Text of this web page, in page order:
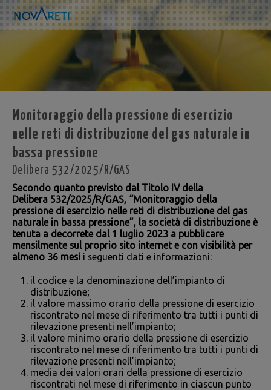
Monitoraggio della pressione di esercizio
nelle reti di distribuzione del gas naturale in
bassa pressione
Delibera 532/2025/R/GAS
Secondo quanto previsto dal Titolo IV della
Delibera 532/2025/R/GAS, “Monitoraggio della
pressione di esercizio nelle reti di distribuzione del gas
naturale in bassa pressione”, la società di distribuzione è
tenuta a decorrete dal 1 luglio 2023 a pubblicare
mensilmente sul proprio sito internet e con visibilità per
almeno 36 mesi i seguenti dati e informazioni:
il codice e la denominazione dell’impianto di
distribuzione;
il valore massimo orario della pressione di esercizio
riscontrato nel mese di riferimento tra tutti i punti di
rilevazione presenti nell’impianto;
il valore minimo orario della pressione di esercizio
riscontrato nel mese di riferimento tra tutti i punti di
rilevazione presenti nell’impianto;
media dei valori orari della pressione di esercizio
riscontrati nel mese di riferimento in ciascun punto